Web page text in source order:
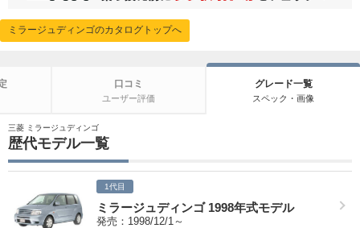
ミラージュディンゴのカタログトップへ
口コミ
ユーザー評価
グレード一覧
スペック・画像
三菱 ミラージュディンゴ
歴代モデル一覧
1代目
ミラージュディンゴ 1998年式モデル
発売：1998/12/1～